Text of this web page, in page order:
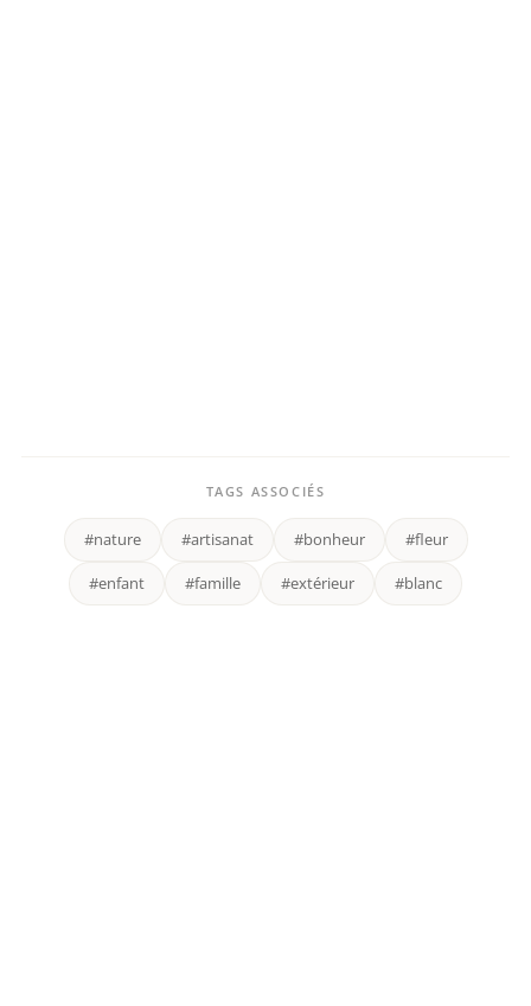
TAGS ASSOCIÉS
#nature #artisanat #bonheur #fleur
#enfant #famille #extérieur #blanc